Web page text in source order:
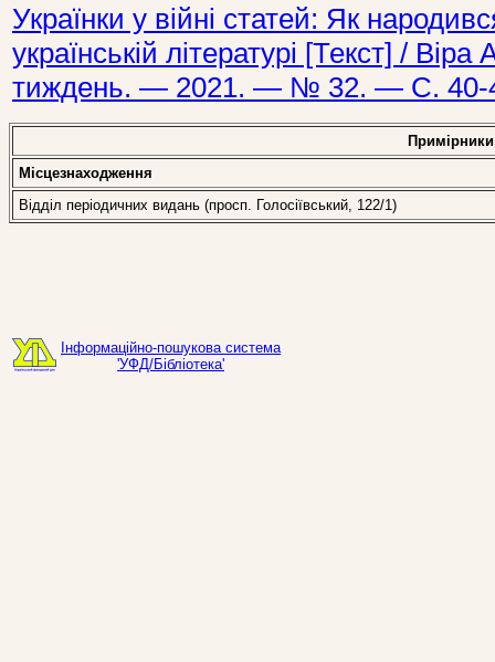
Українки у війні статей: Як
українській літературі [Текст] /
тиждень. — 2021. — № 32. — С. 40-
Примірники
Місцезнаходження
Відділ періодичних видань (просп. Голосіївський, 122/1)
Інформаційно-пошукова система
'УФД/Бібліотека'